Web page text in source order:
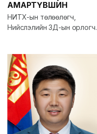
АМАРТҮВШИН
НИТХ-ын төлөөлөгч,
Нийслэлийн ЗД-ын орлогч,